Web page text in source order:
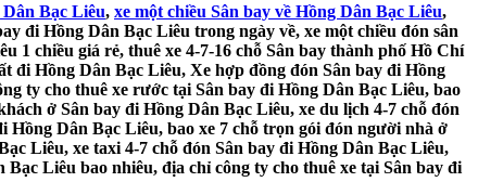
Bạc Liêu, xe một chiều Sân bay về Hồng Dân Bạc Liêu,
đi Hồng Dân Bạc Liêu trong ngày về, xe một chiều đón sân
1 chiều giá rẻ, thuê xe 4-7-16 chỗ Sân bay thành phố Hồ Chí
đi Hồng Dân Bạc Liêu, Xe hợp đồng đón Sân bay đi Hồng
ty cho thuê xe rước tại Sân bay đi Hồng Dân Bạc Liêu, bao
ở Sân bay đi Hồng Dân Bạc Liêu, xe du lịch 4-7 chỗ đón
Hồng Dân Bạc Liêu, bao xe 7 chỗ trọn gói đón người nhà ở
Liêu, xe taxi 4-7 chỗ đón Sân bay đi Hồng Dân Bạc Liêu,
Liêu bao nhiêu, địa chỉ công ty cho thuê xe tại Sân bay đi